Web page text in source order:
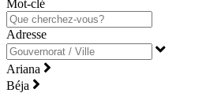
Mot-clé
Adresse
Ariana
Béja